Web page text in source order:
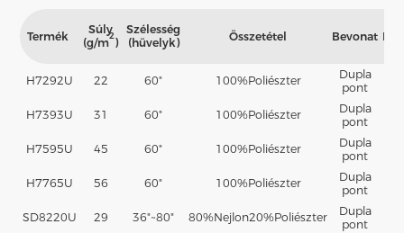
Termék
Súly
(g/m
2
)
Szélesség
(hüvelyk)
Összetétel Bevonat
H7292U 22 60" 100%Poliészter
Dupla
pont
H7393U 31 60" 100%Poliészter
Dupla
pont
H7595U 45 60" 100%Poliészter
Dupla
pont
H7765U 56 60" 100%Poliészter
Dupla
pont
SD8220U 29 36"~80" 80%Nejlon20%Poliészter
Dupla
pont